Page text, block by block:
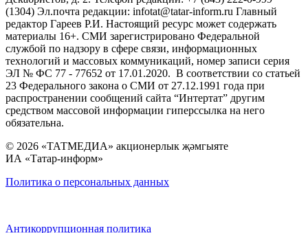
(1304) Эл.почта редакции: infotat@tatar-inform.ru Главный
редактор Гареев Р.И. Настоящий ресурс может содержать
материалы 16+. СМИ зарегистрировано Федеральной
службой по надзору в сфере связи, информационных
технологий и массовых коммуникаций, номер записи серия
ЭЛ № ФС 77 - 77652 от 17.01.2020. В соответствии со статьей
23 Федерального закона о СМИ от 27.12.1991 года при
распространении сообщений сайта “Интертат” другим
средством массовой информации гиперссылка на него
обязательна.
© 2026 «ТАТМЕДИА» акционерлык җәмгыяте
ИА «Татар-информ»
Политика о персональных данных
Антикоррупционная политика